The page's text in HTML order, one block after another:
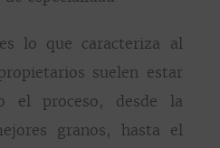
lo que caracteriza al
suelen estar
el proceso, desde la
granos, hasta el